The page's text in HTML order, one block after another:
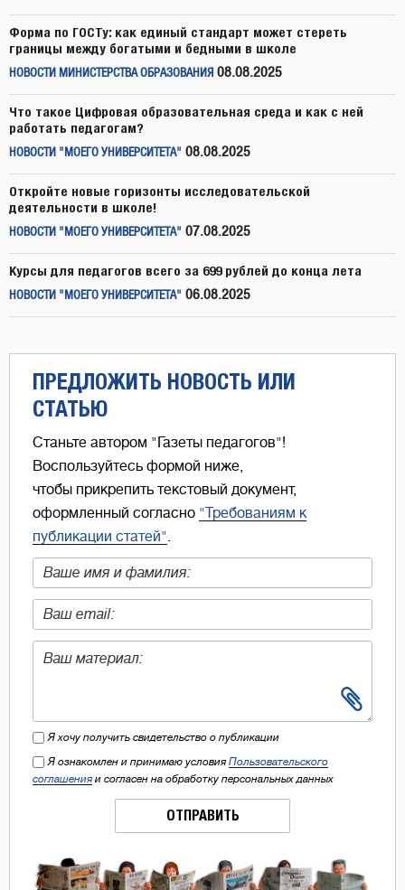
Форма по ГОСТу: как единый стандарт может стереть
границы между богатыми и бедными в школе
НОВОСТИ МИНИСТЕРСТВА ОБРАЗОВАНИЯ 08.08.2025
Что такое Цифровая образовательная среда и как с ней
работать педагогам?
НОВОСТИ "МОЕГО УНИВЕРСИТЕТА" 08.08.2025
Откройте новые горизонты исследовательской
деятельности в школе!
НОВОСТИ "МОЕГО УНИВЕРСИТЕТА" 07.08.2025
Курсы для педагогов всего за 699 рублей до конца лета
НОВОСТИ "МОЕГО УНИВЕРСИТЕТА" 06.08.2025
ПРЕДЛОЖИТЬ НОВОСТЬ ИЛИ
СТАТЬЮ
Станьте автором "Газеты педагогов"!
Воспользуйтесь формой ниже,
чтобы прикрепить текстовый документ,
оформленный согласно "Требованиям к
публикации статей"
Я хочу получить свидетельство о публикации
Я ознакомлен и принимаю условия Пользовательского
соглашения и согласен на обработку персональных данных
ОТПРАВИТЬ